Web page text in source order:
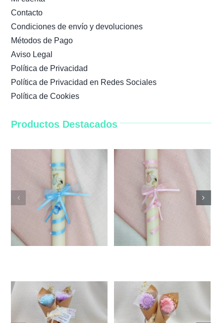
Contacto
Condiciones de envío y devoluciones
Métodos de Pago
Aviso Legal
Política de Privacidad
Política de Privacidad en Redes Sociales
Política de Cookies
Productos Destacados